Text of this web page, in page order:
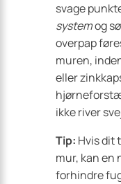
svage
systemog
overpap
muren,
eller
ikke river
Tip: Hvis dit
mur, kan
forhindre